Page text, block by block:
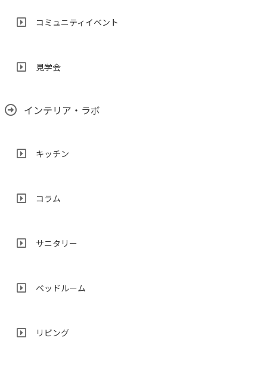
コミュニティイベント
見学会
インテリア・ラボ
キッチン
コラム
サニタリー
ベッドルーム
リビング